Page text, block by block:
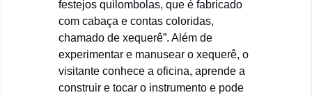
festejos quilombolas, que é fabricado
com cabaça e contas coloridas,
chamado de xequerê”. Além de
experimentar e manusear o xequerê, o
visitante conhece a oficina, aprende a
construir e tocar o instrumento e pode